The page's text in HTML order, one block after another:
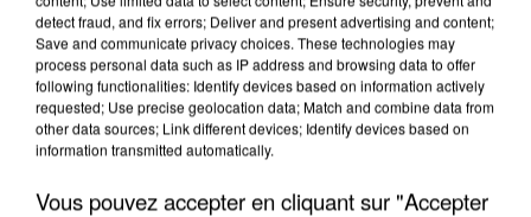
detect fraud, and fix errors; Deliver and present advertising and content;
Save and communicate privacy choices. These technologies may
process personal data such as IP address and browsing data to offer
following functionalities: Identify devices based on information actively
requested; Use precise geolocation data; Match and combine data from
other data sources; Link different devices; Identify devices based on
information transmitted automatically.
Vous pouvez accepter en cliquant sur "Accepter